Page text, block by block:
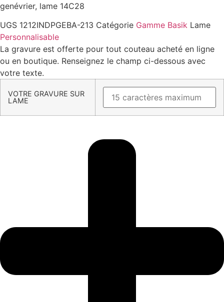
genévrier, lame 14C28
UGS 1212INDPGEBA-213 Catégorie Gamme Basik Lame
Personnalisable
La gravure est offerte pour tout couteau acheté en ligne
ou en boutique. Renseignez le champ ci-dessous avec
votre texte.
VOTRE GRAVURE SUR
LAME